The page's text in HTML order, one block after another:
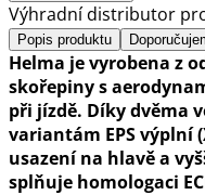
Výhradní distributor pro
Popis produktu
Helma je vyrobena z
skořepiny s
při jízdě. Díky dvěma
variantám EPS výplní
usazení na hlavě a
splňuje homologaci